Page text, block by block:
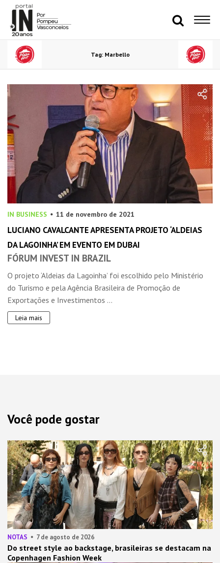
Tag: Marbello
IN BUSINESS 11 de novembro de 2021
LUCIANO CAVALCANTE APRESENTA PROJETO ‘ALDEIAS
DA LAGOINHA’ EM EVENTO EM DUBAI
FÓRUM INVEST IN BRAZIL
O projeto ‘Aldeias da Lagoinha’ foi escolhido pelo Ministério
do Turismo e pela Agência Brasileira de Promoção de
Exportações e Investimentos ...
Leia mais
Você pode gostar
NOTAS 7 de agosto de 2026
Do street style ao backstage, brasileiras se destacam na
Copenhagen Fashion Week